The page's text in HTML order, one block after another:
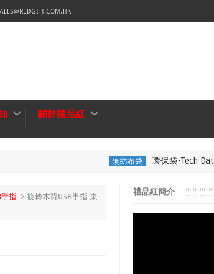
關於禮品紅
環保袋-Tech Data 四色可擦筆
手指
旋轉木質USB手指-東
禮品紅簡介